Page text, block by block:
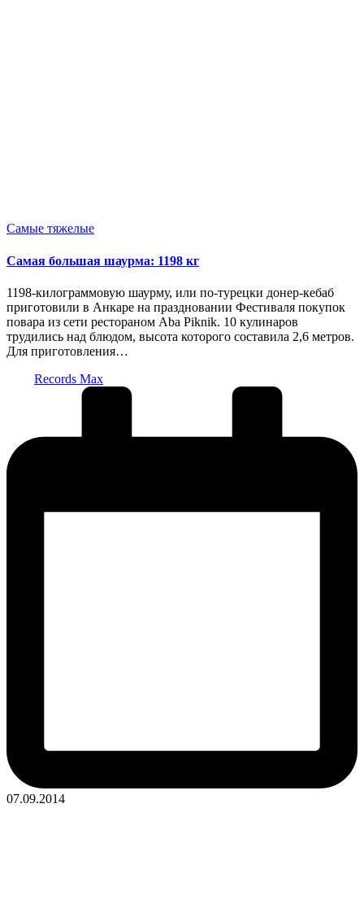
Опубликовано
Самые тяжелые
Самая большая шаурма: 1198 кг
1198-килограммовую шаурму, или по-турецки донер-кебаб
приготовили в Анкаре на праздновании Фестиваля покупок
повара из сети рестораном Aba Piknik. 10 кулинаров
трудились над блюдом, высота которого составила 2,6 метров.
Для приготовления…
Records Max
07.09.2014